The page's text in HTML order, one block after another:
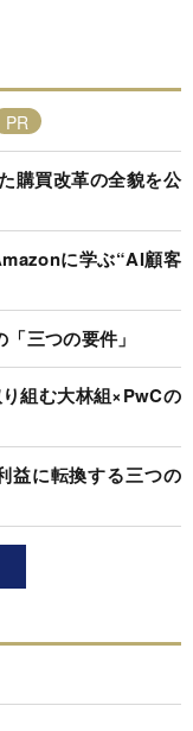
購買改革の全貌を公
に学ぶ“AI顧客
三つの要件」
組む大林組×PwCの
益に転換する三つの